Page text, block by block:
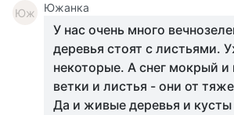
Юж Южанка
У нас очень много
деревья стоят с листьями.
некоторые. А снег мокрый и
ветки и листья - они от
Да и живые деревья и